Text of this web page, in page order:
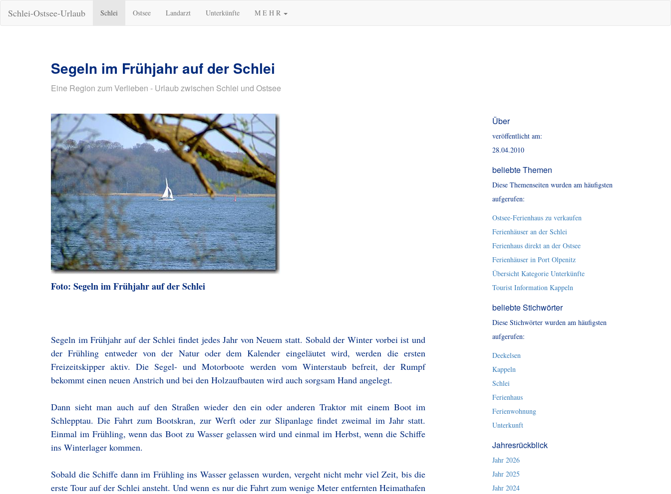
Schlei-Ostsee-Urlaub Schlei Ostsee Landarzt Unterkünfte M E H R
Segeln im Frühjahr auf der Schlei
Eine Region zum Verlieben - Urlaub zwischen Schlei und Ostsee
Foto: Segeln im Frühjahr auf der Schlei
Segeln im Frühjahr auf der Schlei findet jedes Jahr von Neuem statt. Sobald der Winter vorbei ist und
der Frühling entweder von der Natur oder dem Kalender eingeläutet wird, werden die ersten
Freizeitskipper aktiv. Die Segel- und Motorboote werden vom Winterstaub befreit, der Rumpf
bekommt einen neuen Anstrich und bei den Holzaufbauten wird auch sorgsam Hand angelegt.
Dann sieht man auch auf den Straßen wieder den ein oder anderen Traktor mit einem Boot im
Schlepptau. Die Fahrt zum Bootskran, zur Werft oder zur Slipanlage findet zweimal im Jahr statt.
Einmal im Frühling, wenn das Boot zu Wasser gelassen wird und einmal im Herbst, wenn die Schiffe
ins Winterlager kommen.
Sobald die Schiffe dann im Frühling ins Wasser gelassen wurden, vergeht nicht mehr viel Zeit, bis die
erste Tour auf der Schlei ansteht. Und wenn es nur die Fahrt zum wenige Meter entfernten Heimathafen
Über
veröffentlicht am:
28.04.2010
beliebte Themen
Diese Themenseiten wurden am häufigsten
aufgerufen:
Ostsee-Ferienhaus zu verkaufen
Ferienhäuser an der Schlei
Ferienhaus direkt an der Ostsee
Ferienhäuser in Port Olpenitz
Übersicht Kategorie Unterkünfte
Tourist Information Kappeln
beliebte Stichwörter
Diese Stichwörter wurden am häufigsten
aufgerufen:
Deekelsen
Kappeln
Schlei
Ferienhaus
Ferienwohnung
Unterkunft
Jahresrückblick
Jahr 2026
Jahr 2025
Jahr 2024